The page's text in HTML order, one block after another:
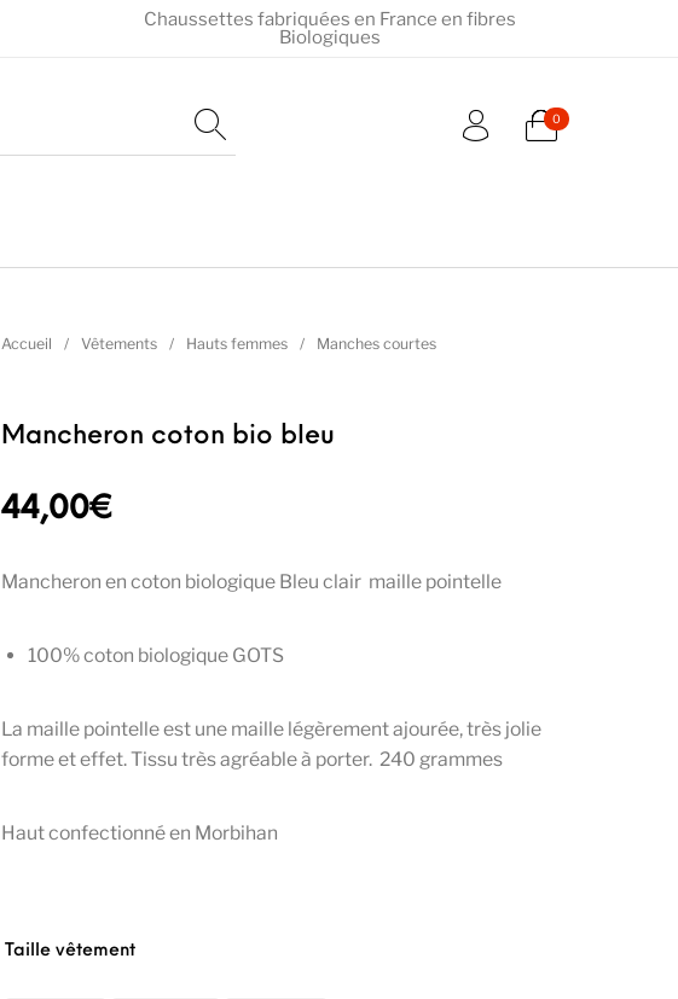
Chaussettes fabriquées en France en fibres
Biologiques
0
Accueil / Vêtements / Hauts femmes / Manches courtes
Mancheron coton bio bleu
44,00€
Mancheron en coton biologique Bleu clair maille pointelle
100% coton biologique GOTS
La maille pointelle est une maille légèrement ajourée, très jolie
forme et effet. Tissu très agréable à porter. 240 grammes
Haut confectionné en Morbihan
Taille vêtement